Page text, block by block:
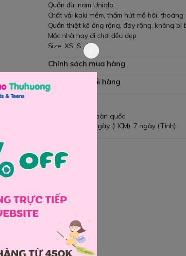
Quần đùi nam Uniqlo.
Chất vải kaki mềm, thấm hút mồ hôi,
Quần thiệt kế ống rộng, đáy rộng, không bị
Mặc nhà hay đi chơi đều đẹp
Size: XS, S , XL
Chính sách mua hàng
Chính sách đổi hàng
Giao hàng toàn quốc
Đổi hàng 3 ngày (HCM), 7 ngày (Tỉnh)
Chia sẻ